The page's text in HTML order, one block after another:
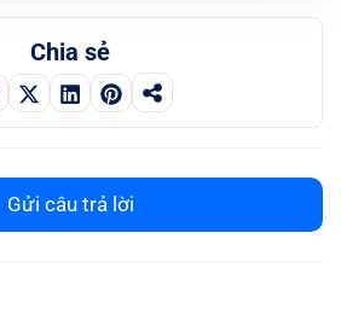
Chia sẻ
Gửi câu trả lời